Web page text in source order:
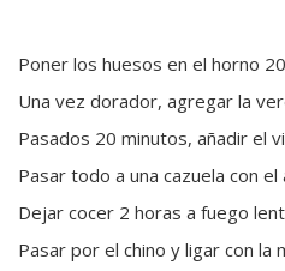
Poner los huesos en el horno
Una vez dorador, agregar la
Pasados 20 minutos, añadir el
Pasar todo a una cazuela con el
Dejar cocer 2 horas a fuego
Pasar por el chino y ligar con la